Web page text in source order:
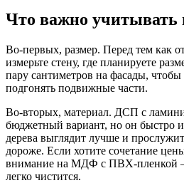
Что важно учитывать
Во-первых, размер. Перед тем как
измерьте стену, где планируете
пару сантиметров на фасады,
подгонять подвижные части.
Во‑вторых, материал. ДСП с
бюджетный вариант, но он быстро
дерева выглядит лучше и
дороже. Если хотите сочетание
внимание на МДФ с ПВХ‑пленкой –
легко чистится.